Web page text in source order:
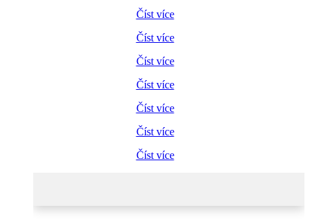
Číst více
Číst více
Číst více
Číst více
Číst více
Číst více
Číst více